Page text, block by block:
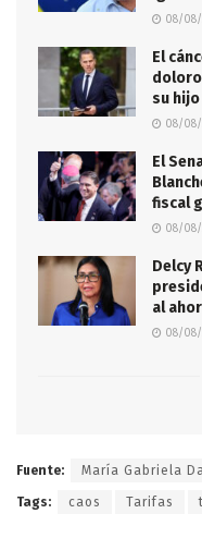
08/08/
El
su hijo
08/08/
El
fiscal
08/08/
Delcy
al
08/08/
Fuente: María Gabriela
Tags: caos Tarifas